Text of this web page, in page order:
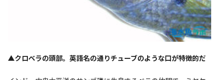
▲クロベラの頭部。英語名の通りチューブのような口が特徴的だ